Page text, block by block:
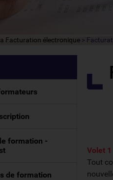
Facturation électronique
Volet 1
Tout
formation -
de formation